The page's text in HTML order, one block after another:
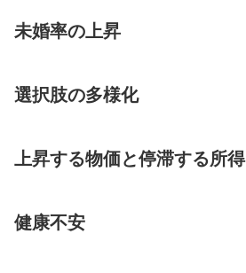
未婚率の上昇
選択肢の多様化
上昇する物価と停滞する所得
健康不安